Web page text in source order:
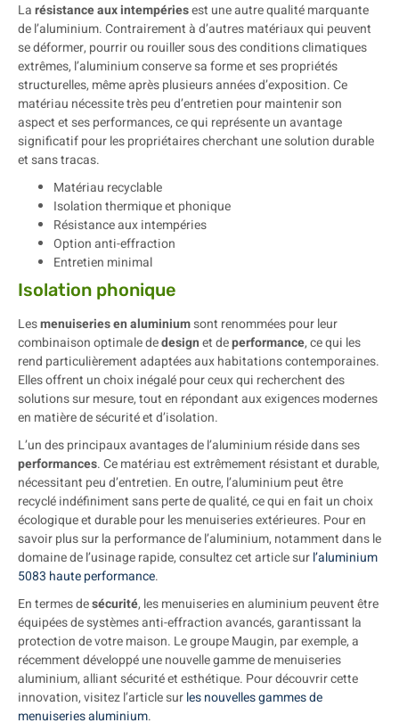
Larésistance aux intempériesest une autre qualité marquante
de l’aluminium. Contrairement à d’autres matériaux qui peuvent
se déformer, pourrir ou rouiller sous des conditions climatiques
extrêmes, l’aluminium conserve sa forme et ses propriétés
structurelles, même après plusieurs années d’exposition. Ce
matériau nécessite très peu d’entretien pour maintenir son
aspect et ses performances, ce qui représente un avantage
significatif pour les propriétaires cherchant une solution durable
et sans tracas.
Matériau recyclable
Isolation thermique et phonique
Résistance aux intempéries
Option anti-effraction
Entretien minimal
Isolation phonique
Lesmenuiseries en aluminiumsont renommées pour leur
combinaison optimale dedesignet deperformance, ce qui les
rend particulièrement adaptées aux habitations contemporaines.
Elles offrent un choix inégalé pour ceux qui recherchent des
solutions sur mesure, tout en répondant aux exigences modernes
en matière de sécurité et d’isolation.
L’un des principaux avantages de l’aluminium réside dans ses
performances. Ce matériau est extrêmement résistant et durable,
nécessitant peu d’entretien. En outre, l’aluminium peut être
recyclé indéfiniment sans perte de qualité, ce qui en fait un choix
écologique et durable pour les menuiseries extérieures. Pour en
savoir plus sur la performance de l’aluminium, notamment dans le
domaine de l’usinage rapide, consultez cet article surl’aluminium
5083 haute performance.
En termes desécurité, les menuiseries en aluminium peuvent être
équipées de systèmes anti-effraction avancés, garantissant la
protection de votre maison. Le groupe Maugin, par exemple, a
récemment développé une nouvelle gamme de menuiseries
aluminium, alliant sécurité et esthétique. Pour découvrir cette
innovation, visitez l’article surles nouvelles gammes de
menuiseries aluminium.